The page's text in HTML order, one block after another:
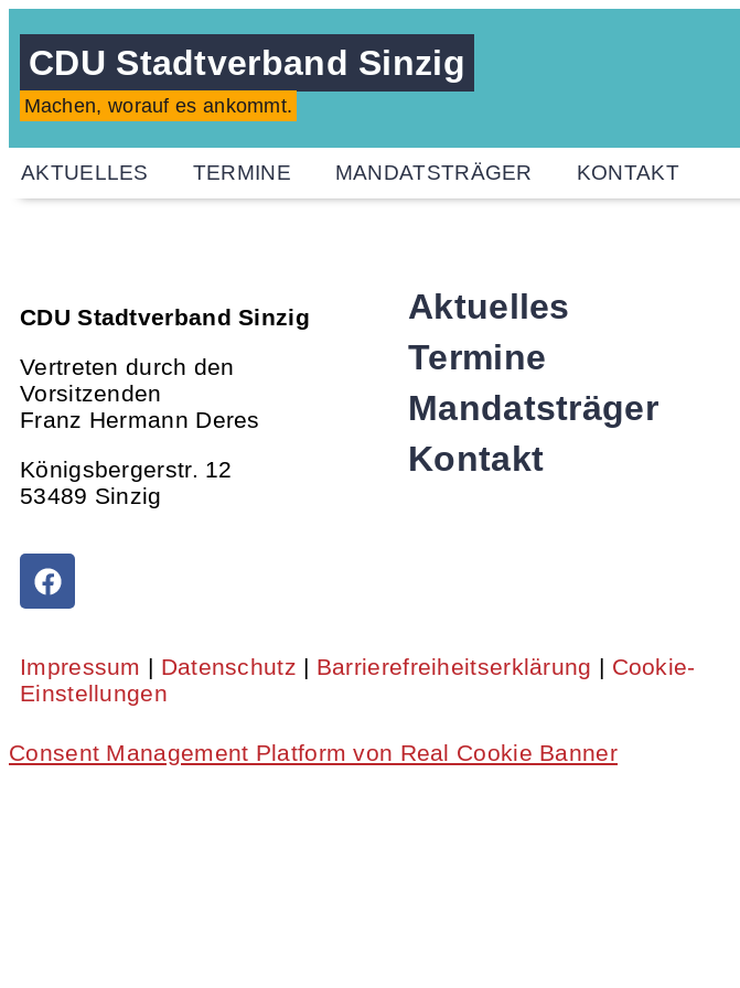
CDU Stadtverband Sinzig
Machen, worauf es ankommt.
AKTUELLES TERMINE MANDATSTRÄGER KONTAKT
CDU Stadtverband Sinzig
Vertreten durch den
Vorsitzenden
Franz Hermann Deres
Königsbergerstr. 12
53489 Sinzig
Aktuelles
Termine
Mandatsträger
Kontakt
Impressum | Datenschutz | Barrierefreiheitserklärung | Cookie-
Einstellungen
Consent Management Platform von Real Cookie Banner